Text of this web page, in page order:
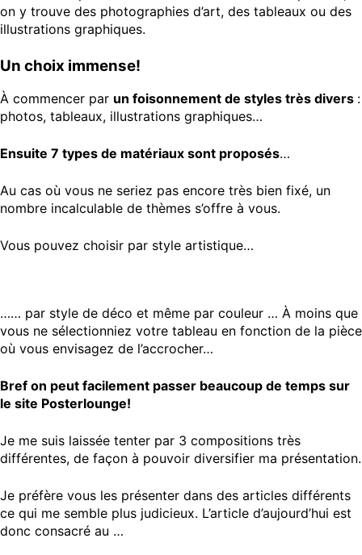
on y trouve des photographies d’art, des tableaux ou des
illustrations graphiques.
Un choix immense!
À commencer par un foisonnement de styles très divers :
photos, tableaux, illustrations graphiques…
Ensuite 7 types de matériaux sont proposés…
Au cas où vous ne seriez pas encore très bien fixé, un
nombre incalculable de thèmes s’offre à vous.
Vous pouvez choisir par style artistique…
…… par style de déco et même par couleur … À moins que
vous ne sélectionniez votre tableau en fonction de la pièce
où vous envisagez de l’accrocher…
Bref on peut facilement passer beaucoup de temps sur
le site Posterlounge!
Je me suis laissée tenter par 3 compositions très
différentes, de façon à pouvoir diversifier ma présentation.
Je préfère vous les présenter dans des articles différents
ce qui me semble plus judicieux. L’article d’aujourd’hui est
donc consacré au …